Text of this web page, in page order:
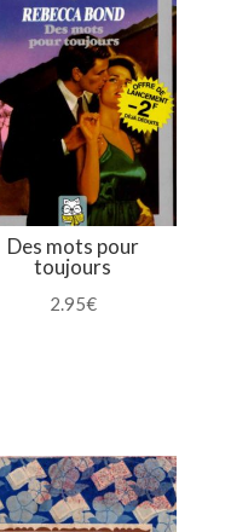
Des mots pour
toujours
2.95€